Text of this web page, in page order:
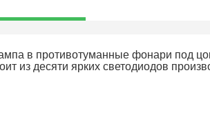
в противотуманные фонари под
из десяти ярких светодиодов